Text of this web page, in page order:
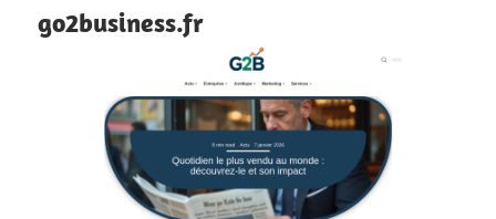
go2business.fr